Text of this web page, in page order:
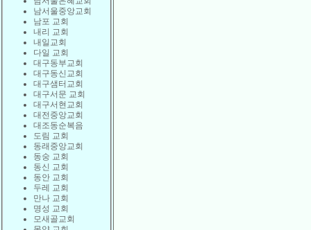
남서울중앙교회
남포 교회
내리 교회
내일교회
다일 교회
대구동부교회
대구동신교회
대구샘터교회
대구서문 교회
대구서현교회
대전중앙교회
대조동순복음
도림 교회
동래중앙교회
동숭 교회
동신 교회
동안 교회
두레 교회
만나 교회
명성 교회
모새골교회